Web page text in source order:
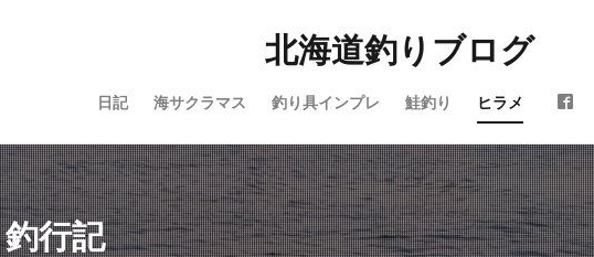
北海道釣りブログ
日記 海サクラマス 釣り具インプレ 鮭釣り ヒラメ
行記
令和 休み 会社 動画 北海道
ワタリガニ 日本海 リール メジャークラフト
ラーメン
ライン ラジエーションハウス ランキング リアルオベーシ
リベンジ
リリック ルアー ルアーフィッシング レッドムーンライフ
ローストビーフ
ロッド 日本代表 昆布締め マツカワカレイ 靴
鈴木斉
錆 防寒 雪かき 青物 風邪 道南 飛びすぎダニ